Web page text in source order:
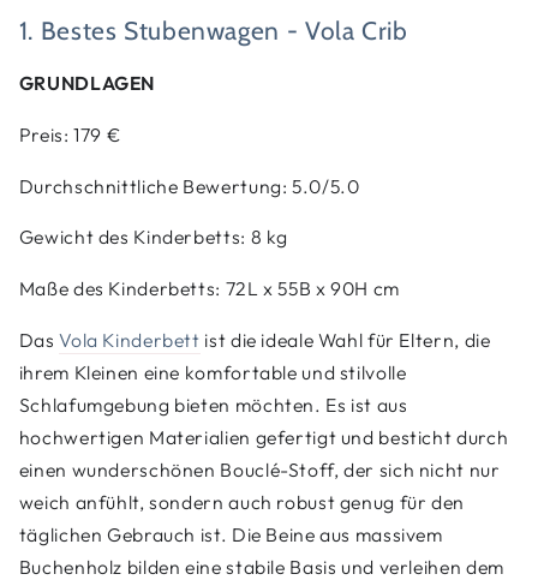
1. Bestes Stubenwagen - Vola Crib
GRUNDLAGEN
Preis: 179 €
Durchschnittliche Bewertung: 5.0/5.0
Gewicht des Kinderbetts: 8 kg
Maße des Kinderbetts: 72L x 55B x 90H cm
Das Vola Kinderbett ist die ideale Wahl für Eltern, die
ihrem Kleinen eine komfortable und stilvolle
Schlafumgebung bieten möchten. Es ist aus
hochwertigen Materialien gefertigt und besticht durch
einen wunderschönen Bouclé-Stoff, der sich nicht nur
weich anfühlt, sondern auch robust genug für den
täglichen Gebrauch ist. Die Beine aus massivem
Buchenholz bilden eine stabile Basis und verleihen dem